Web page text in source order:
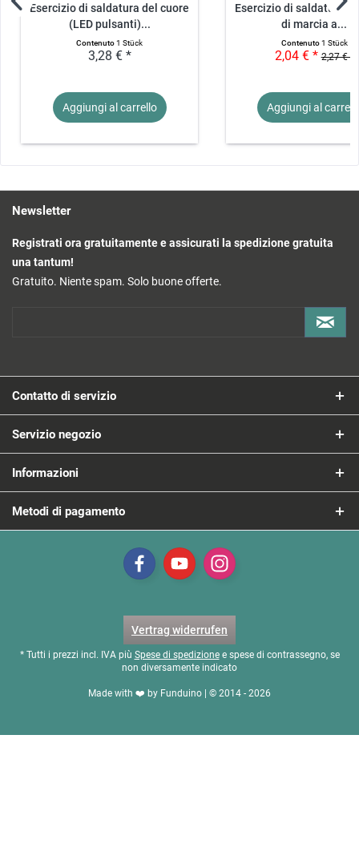
Esercizio di saldatura del cuore
(LED pulsanti)...
Contenuto1 Stück
3,28 € *
Aggiungi al carrello
Esercizio di saldatura
di marcia a...
Contenuto1 Stück
2,04 € * 2,27 € *
Aggiungi al
Newsletter
Registrati ora gratuitamente e assicurati la spedizione gratuita
una tantum!
Gratuito. Niente spam. Solo buone offerte.
Contatto di servizio
Servizio negozio
Informazioni
Metodi di pagamento
Vertrag widerrufen
* Tutti i prezzi incl. IVA più Spese di spedizionee spese di contrassegno, se
non diversamente indicato
Made with ❤️ by Funduino | © 2014 - 2026